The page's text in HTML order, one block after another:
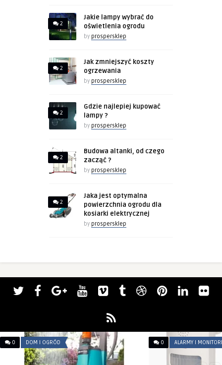
2
Jakie lampy wybrać do
oświetlenia ogrodu
by prospersklep
2
Jak zmniejszyć koszty
ogrzewania
by prospersklep
2
Gdzie najlepiej kupować
lampy ?
by prospersklep
2
Budowa altanki, od czego
zacząć ?
by prospersklep
2
Jaka jest optymalna
powierzchnia ogrodu dla
kosiarki elektrycznej
by prospersklep
0 DOM I OGRÓD 0 ALARMY I